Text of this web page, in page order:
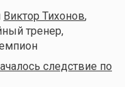
Виктор Тихонов,
тренер,
следствие по